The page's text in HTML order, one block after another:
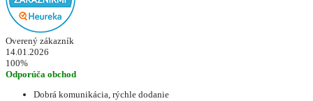
Overený zákazník
14.01.2026
100%
Odporúča obchod
Dobrá komunikácia, rýchle dodanie